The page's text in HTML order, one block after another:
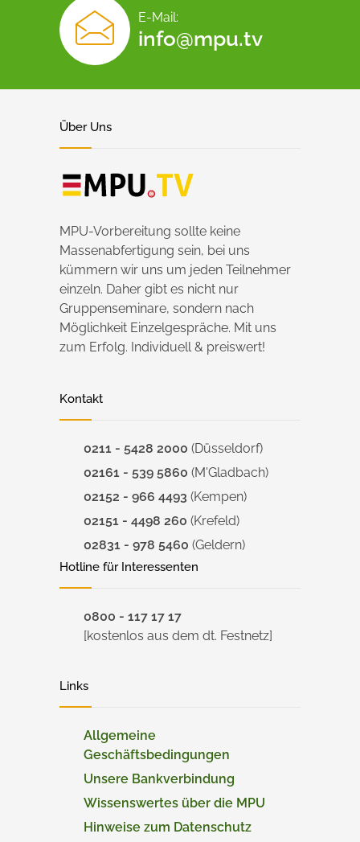
E-Mail:
info@mpu.tv
Über Uns
MPU-Vorbereitung sollte keine
Massenabfertigung sein, bei uns
kümmern wir uns um jeden Teilnehmer
einzeln. Daher gibt es nicht nur
Gruppenseminare, sondern nach
Möglichkeit Einzelgespräche. Mit uns
zum Erfolg. Individuell & preiswert!
Kontakt
0211 - 5428 2000 (Düsseldorf)
02161 - 539 5860 (M'Gladbach)
02152 - 966 4493 (Kempen)
02151 - 4498 260 (Krefeld)
02831 - 978 5460 (Geldern)
Hotline für Interessenten
0800 - 117 17 17
[kostenlos aus dem dt. Festnetz]
Links
Allgemeine
Geschäftsbedingungen
Unsere Bankverbindung
Wissenswertes über die MPU
Hinweise zum Datenschutz